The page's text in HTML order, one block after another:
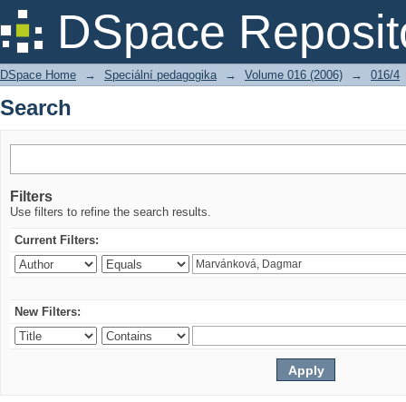
DSpace
Search
DSpace Home → Speciální pedagogika → Volume 016 (2006) → 016/4
Search
Filters
Use filters to refine the search results.
Current Filters:
New Filters: